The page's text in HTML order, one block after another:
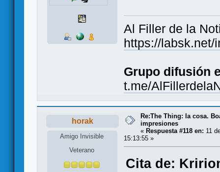
Al Filler de la
https://labsk.net/
Grupo difusión
t.me/
horak
Amigo Invisible
Veterano
Re:The Thing: la cosa.
impresiones
« Respuesta #118 en: 11
15:13:55 »
Cita de: